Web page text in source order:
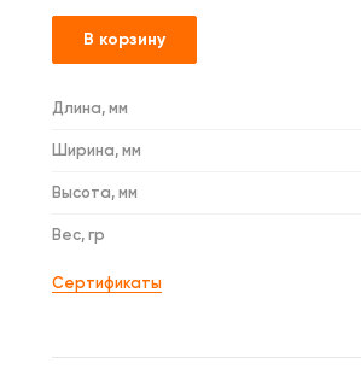
В корзину
Длина, мм
Ширина, мм
Высота, мм
Вес, гр
Сертификаты